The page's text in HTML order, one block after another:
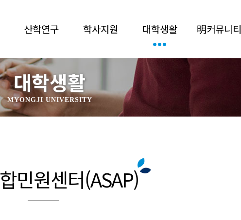
산학연구 학사지원 대학생활 明커뮤니티
대학생활
MYONGJI UNIVERSITY
민원센터(ASAP)